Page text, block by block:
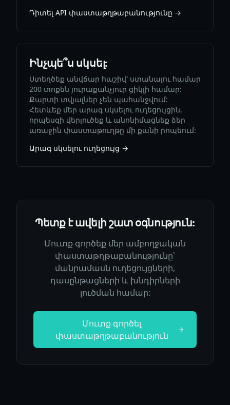
Դիտել API փաստաթղթաբանությունը →
Ինչպե՞ս սկսել:
Ստեղծեք անվճար հաշիվ՝ ստանալու համար
200 տոքեն յուրաքանչյուր ցիկլի համար:
Քարտի տվյալներ չեն պահանջվում:
Հետևեք մեր արագ սկսելու ուղեցույցին,
որպեսզի վերլուծեք և անոնիմացնեք ձեր
առաջին փաստաթուղթը մի քանի րոպեում:
Արագ սկսելու ուղեցույց →
Պետք է ավելի շատ օգնություն:
Մուտք գործեք մեր ամբողջական
փաստաթղթաբանությունը՝
մանրամասն ուղեցույցների,
դասընթացների և խնդիրների
լուծման համար:
Մուտք գործել
փաստաթղթաբանություն